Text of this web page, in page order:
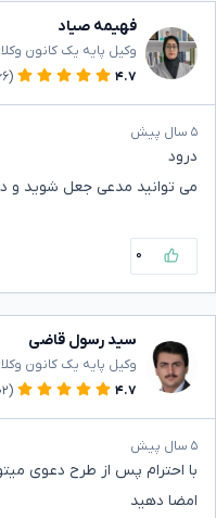
فهیمه صیاد
وکیل پایه یک کانون
۴.۷
(۳۶۶)
۵ سال پیش
درود
می توانید مدعی جعل شوید و
۰
سید رسول قاضی
وکیل پایه یک کانون
۴.۷
(۱۰۲)
۵ سال پیش
با احترام پس از طرح دعوی
امضا دهید